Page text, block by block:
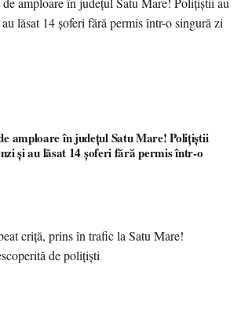
amploare în județul Satu Mare! Polițiștii
și au lăsat 14 șoferi fără permis într-o